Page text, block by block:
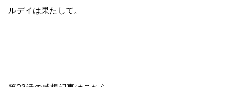
ルデイは果たして。